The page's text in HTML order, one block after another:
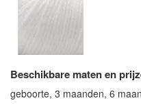
Beschikbare maten en
geboorte, 3 maanden, 6